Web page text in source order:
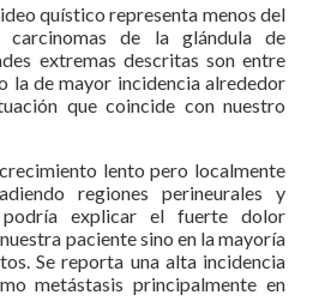
quístico representa menos del
de la glándula de
extremas descritas son entre
la de mayor incidencia alrededor
que coincide con nuestro
lento pero localmente
regiones perineurales y
explicar el fuerte dolor
paciente sino en la mayoría
Se reporta una alta incidencia
metástasis principalmente en